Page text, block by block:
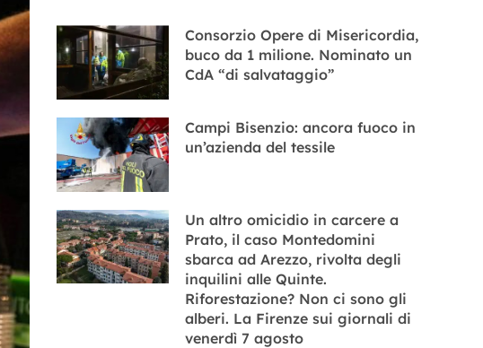
Consorzio Opere di Misericordia,
buco da 1 milione. Nominato un
CdA “di salvataggio”
Campi Bisenzio: ancora fuoco in
un’azienda del tessile
Un altro omicidio in carcere a
Prato, il caso Montedomini
sbarca ad Arezzo, rivolta degli
inquilini alle Quinte.
Riforestazione? Non ci sono gli
alberi. La Firenze sui giornali di
venerdì 7 agosto